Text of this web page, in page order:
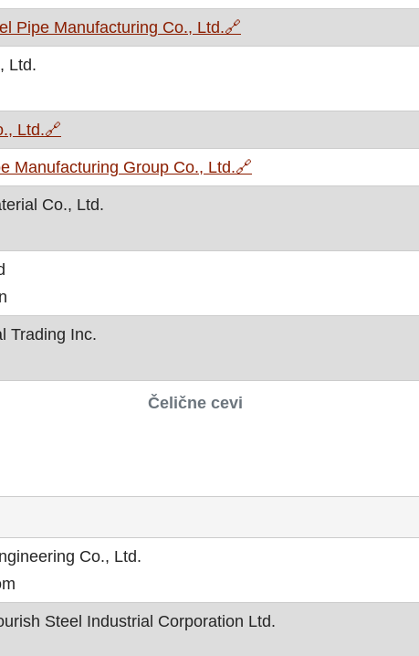
Čelične cevi
Pipe Manufacturing Co., Ltd.🔗
Ltd.
Ltd.🔗
Manufacturing Group Co., Ltd.🔗
Co., Ltd.
Trading Inc.
Co., Ltd.
Steel Industrial Corporation Ltd.